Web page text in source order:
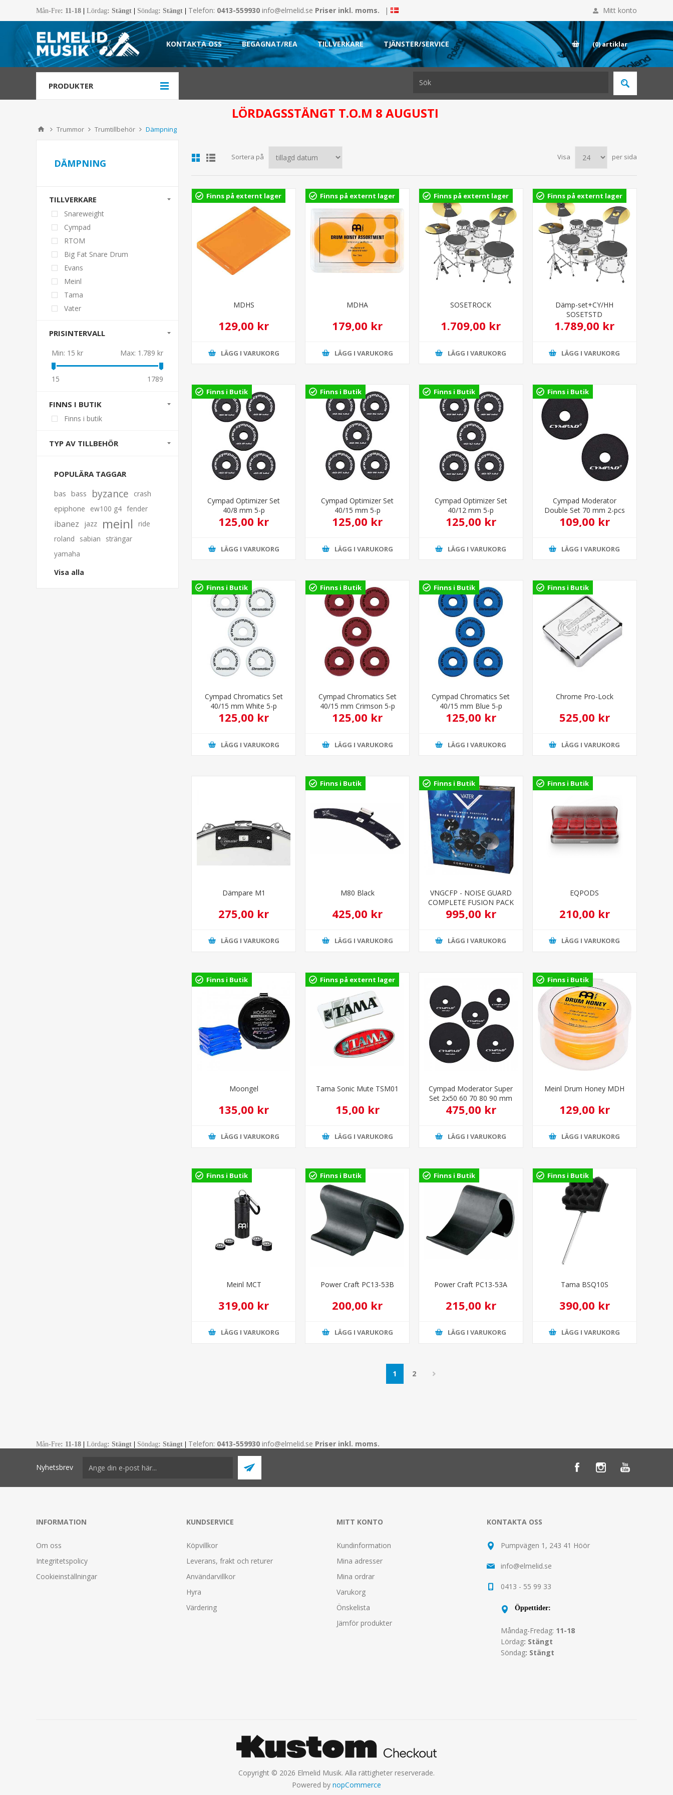
Mån-Fre: 11-18 Lördag: Stängt Söndag: Stängt Telefon: 0413-559930 info@elmelid.se Priser inkl. moms. | Mitt konto
KONTAKTA OSS BEGAGNAT/REA TILLVERKARE TJÄNSTER/SERVICE (0)artiklar
PRODUKTER
LÖRDAGSSTÄNGT T.O.M 8 AUGUSTI
Trummor Trumtillbehör Dämpning
Sortera på Visa per sida
Finns på externt lager
MDHS
129,00 kr
LÄGG I VARUKORG
Finns på externt lager
MDHA
179,00 kr
LÄGG I VARUKORG
Finns på externt lager
SOSETROCK
1.709,00 kr
LÄGG I VARUKORG
Finns på externt lager
Dämp-set+CY/HH
SOSETSTD
1.789,00 kr
LÄGG I VARUKORG
Finns i Butik
Cympad Optimizer Set
40/8 mm 5-p
125,00 kr
LÄGG I VARUKORG
Finns i Butik
Cympad Optimizer Set
40/15 mm 5-p
125,00 kr
LÄGG I VARUKORG
Finns i Butik
Cympad Optimizer Set
40/12 mm 5-p
125,00 kr
LÄGG I VARUKORG
Finns i Butik
Cympad Moderator
Double Set 70 mm 2-pcs
109,00 kr
LÄGG I VARUKORG
Finns i Butik
Cympad Chromatics Set
40/15 mm White 5-p
125,00 kr
LÄGG I VARUKORG
Finns i Butik
Cympad Chromatics Set
40/15 mm Crimson 5-p
125,00 kr
LÄGG I VARUKORG
Finns i Butik
Cympad Chromatics Set
40/15 mm Blue 5-p
125,00 kr
LÄGG I VARUKORG
Finns i Butik
Chrome Pro-Lock
525,00 kr
LÄGG I VARUKORG
Dämpare M1
275,00 kr
LÄGG I VARUKORG
Finns i Butik
M80 Black
425,00 kr
LÄGG I VARUKORG
Finns i Butik
VNGCFP - NOISE GUARD
COMPLETE FUSION PACK
995,00 kr
LÄGG I VARUKORG
Finns i Butik
EQPODS
210,00 kr
LÄGG I VARUKORG
Finns i Butik
Moongel
135,00 kr
LÄGG I VARUKORG
Finns på externt lager
Tama Sonic Mute TSM01
15,00 kr
LÄGG I VARUKORG
Cympad Moderator Super
Set 2x50 60 70 80 90 mm
475,00 kr
LÄGG I VARUKORG
Finns i Butik
Meinl Drum Honey MDH
129,00 kr
LÄGG I VARUKORG
Finns i Butik
Meinl MCT
319,00 kr
LÄGG I VARUKORG
Finns i Butik
Power Craft PC13-53B
200,00 kr
LÄGG I VARUKORG
Finns i Butik
Power Craft PC13-53A
215,00 kr
LÄGG I VARUKORG
Finns i Butik
Tama BSQ10S
390,00 kr
LÄGG I VARUKORG
1 2
DÄMPNING
TILLVERKARE
Snareweight
Cympad
RTOM
Big Fat Snare Drum
Evans
Meinl
Tama
Vater
PRISINTERVALL
Min: 15 kr Max: 1.789 kr
15 1789
FINNS I BUTIK
Finns i butik
TYP AV TILLBEHÖR
POPULÄRA TAGGAR
bas bass byzance
crash
epiphone
ew100 g4 fender
ibanez jazz meinl
ride
roland
sabian
strängar
yamaha
Visa alla
Mån-Fre: 11-18 Lördag: Stängt Söndag: Stängt Telefon: 0413-559930 info@elmelid.se Priser inkl. moms.
Nyhetsbrev
INFORMATION
Om oss
Integritetspolicy
Cookieinställningar
KUNDSERVICE
Köpvillkor
Leverans, frakt och returer
Användarvillkor
Hyra
Värdering
MITT KONTO
Kundinformation
Mina adresser
Mina ordrar
Varukorg
Önskelista
Jämför produkter
KONTAKTA OSS
Pumpvägen 1, 243 41 Höör
info@elmelid.se
0413 - 55 99 33
Öppettider:
Måndag-Fredag: 11-18
Lördag: Stängt
Söndag: Stängt
Copyright © 2026 Elmelid Musik. Alla rättigheter reserverade.
Powered by nopCommerce